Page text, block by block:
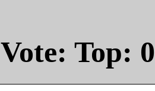
Vote: Top: 0